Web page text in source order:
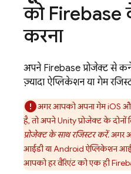
को Firebase
करना
अपने Firebase प्रोजेक्ट से
ज़्यादा ऐप्लिकेशन या गेम
अगर आपको अपना गेम iOS और
है, तो अपने Unity प्रोजेक्ट के दोनों
प्रोजेक्ट के साथ रजिस्टर करें. अगर
आईडी या Android ऐप्लिकेशन
आपको हर वैरिएंट को एक ही